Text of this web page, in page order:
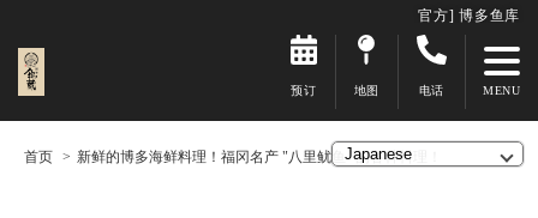
官方] 博多鱼库
预订 地图 电话
首页 新鲜的博多海鲜料理！福冈名产 "八里鱿鱼 "的各种料理！